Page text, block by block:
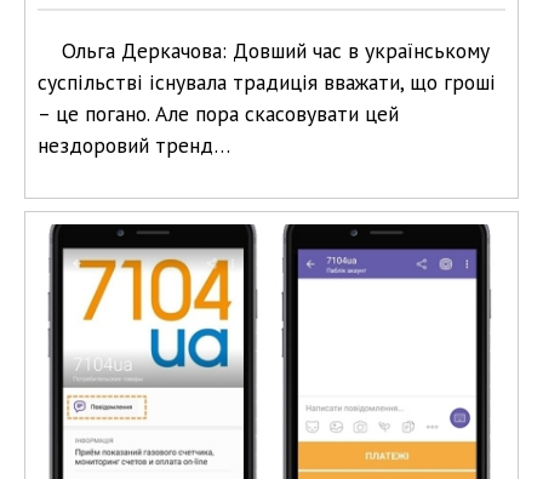
Ольга Деркачова: Довший час в українському
суспільстві існувала традиція вважати, що гроші
– це погано. Але пора скасовувати цей
нездоровий тренд…